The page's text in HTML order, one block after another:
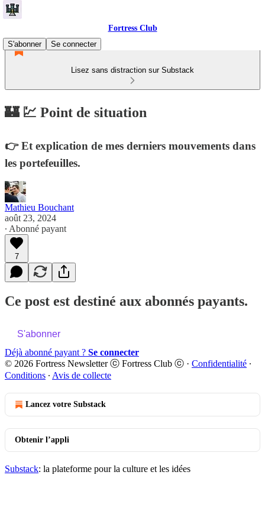
Fortress Club
S'abonner
Se connecter
Lisez sans distraction sur Substack
🏰 💹 Point de situation
👉 Et explication de mes derniers mouvements dans
les portefeuilles.
Mathieu Bouchant
août 23, 2024
∙ Abonné payant
7
Ce post est destiné aux abonnés payants.
S'abonner
Déjà abonné payant ? Se connecter
© 2026 Fortress Newsletter ⓒ Fortress Club ⓒ · Confidentialité ∙
Conditions ∙ Avis de collecte
Lancez votre Substack
Obtenir l’appli
Substack: la plateforme pour la culture et les idées